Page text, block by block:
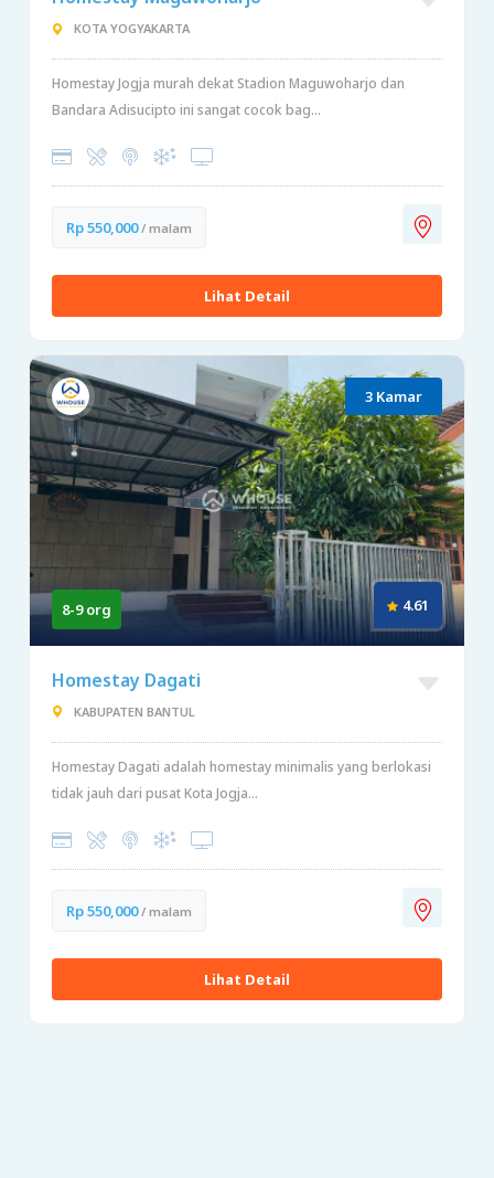
KOTA YOGYAKARTA
Homestay Jogja murah dekat Stadion Maguwoharjo dan
Bandara Adisucipto ini sangat cocok bag...
Rp 550,000/ malam
Lihat Detail
3 Kamar
8-9 org 4.61
Homestay Dagati
KABUPATEN BANTUL
Homestay Dagati adalah homestay minimalis yang berlokasi
tidak jauh dari pusat Kota Jogja...
Rp 550,000/ malam
Lihat Detail